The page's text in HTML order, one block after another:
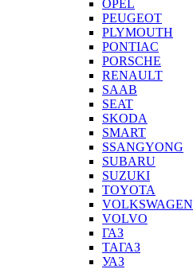
OPEL
PEUGEOT
PLYMOUTH
PONTIAC
PORSCHE
RENAULT
SAAB
SEAT
SKODA
SMART
SSANGYONG
SUBARU
SUZUKI
TOYOTA
VOLKSWAGEN
VOLVO
ГАЗ
ТАГАЗ
УАЗ